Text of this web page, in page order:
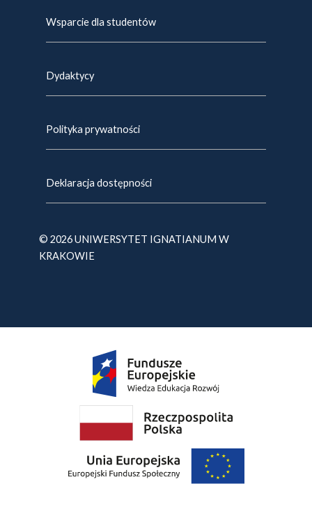
Wsparcie dla studentów
Dydaktycy
Polityka prywatności
Deklaracja dostępności
© 2026 UNIWERSYTET IGNATIANUM W
KRAKOWIE